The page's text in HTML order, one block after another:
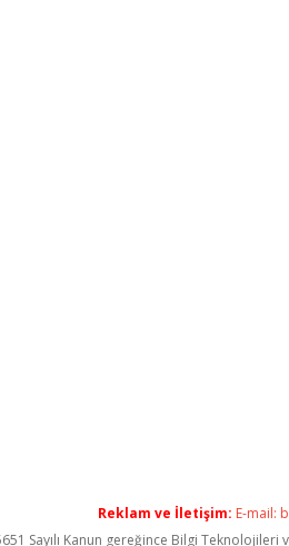
Reklam ve İletişim: E-mail:
Sayılı Kanun gereğince Bilgi